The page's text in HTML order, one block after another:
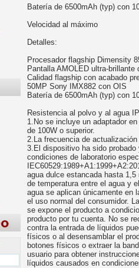
Batería de 6500mAh (typ) con
Velocidad al máximo
Detalles:
Procesador flagship Dimensity
Pantalla AMOLED ultra-brillante
Calidad flagship con acabado
50MP Sony IMX882 con OIS
Batería de 6500mAh (typ) con
Resistencia al polvo y al agua
1.No se incluye un adaptador
de 100W o superior.
2.La frecuencia de
3.El dispositivo ha sido
condiciones de laboratorio
agua dulce estancada hasta
de temperatura entre el agua y
agua se aplican únicamente en
el uso normal del consumidor.
se expone el producto a
producto por tu cuenta. No se
contra la entrada de líquidos
físicos o al desensamblar el
botones físicos o extraer la
usuario para obtener
líquidos causados en